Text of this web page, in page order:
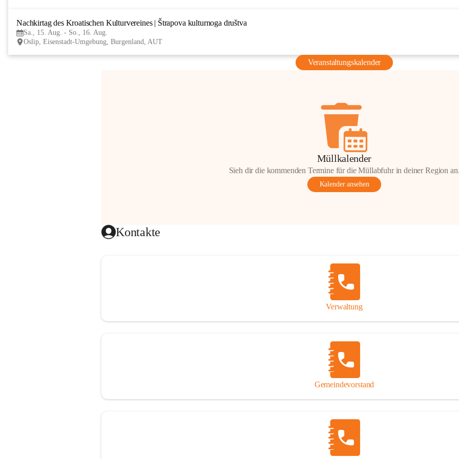
Nachkirtag des Kroatischen Kulturvereines | Štrapova kulturnoga društva
Sa., 15. Aug. - So., 16. Aug.
Oslip, Eisenstadt-Umgebung, Burgenland, AUT
Veranstaltungskalender
Müllkalender
Sieh dir die kommenden Termine für die Müllabfuhr in deiner Region an.
Kalender ansehen
Kontakte
Verwaltung
Gemeindevorstand